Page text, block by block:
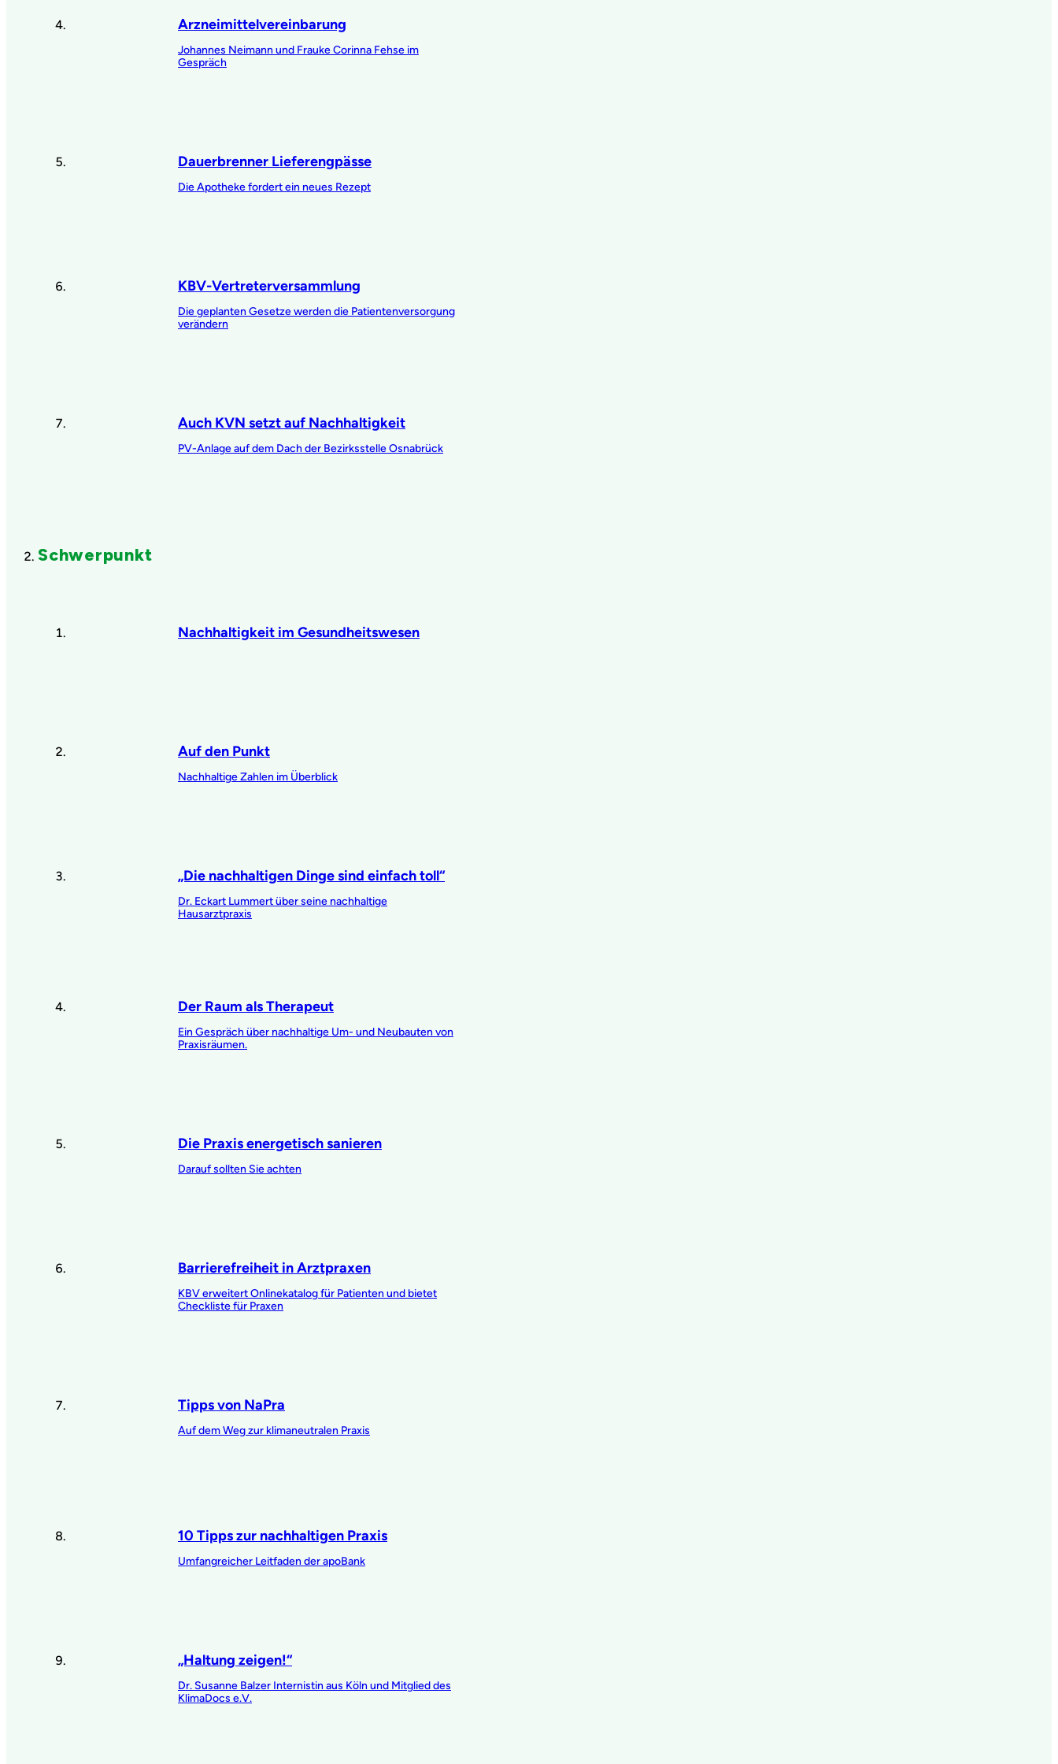
Arzneimittelvereinbarung
Johannes Neimann und Frauke Corinna Fehse im
Gespräch
Dauerbrenner Lieferengpässe
Die Apotheke fordert ein neues Rezept
KBV-Vertreterversammlung
Die geplanten Gesetze werden die Patientenversorgung
verändern
Auch KVN setzt auf Nachhaltigkeit
PV-Anlage auf dem Dach der Bezirksstelle Osnabrück
Schwerpunkt
Nachhaltigkeit im Gesundheitswesen
Auf den Punkt
Nachhaltige Zahlen im Überblick
„Die nachhaltigen Dinge sind einfach toll“
Dr. Eckart Lummert über seine nachhaltige
Hausarztpraxis
Der Raum als Therapeut
Ein Gespräch über nachhaltige Um- und Neubauten von
Praxisräumen.
Die Praxis energetisch sanieren
Darauf sollten Sie achten
Barrierefreiheit in Arztpraxen
KBV erweitert Onlinekatalog für Patienten und bietet
Checkliste für Praxen
Tipps von NaPra
Auf dem Weg zur klimaneutralen Praxis
10 Tipps zur nachhaltigen Praxis
Umfangreicher Leitfaden der apoBank
„Haltung zeigen!“
Dr. Susanne Balzer Internistin aus Köln und Mitglied des
KlimaDocs e.V.